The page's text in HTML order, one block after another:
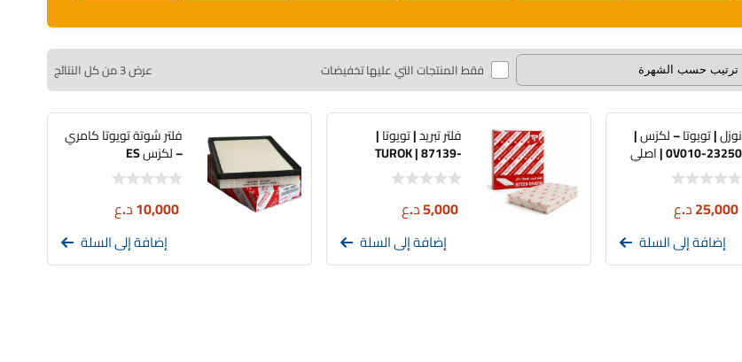
فقط المنتجات التي عليها تخفيضات عرض ⁦3⁩ من كل النتائج
نوزل | تويوتا – لكزس |
23250-0V010 | اصلي
تفصيخ
25,000د.ع
إضافة إلى السلة
فلتر تبريد | تويوتا |
TUROK | 87139-
0N010
5,000د.ع
إضافة إلى السلة
فلتر شوتة تويوتا كامري
– لكزس ES
10,000د.ع
إضافة إلى السلة